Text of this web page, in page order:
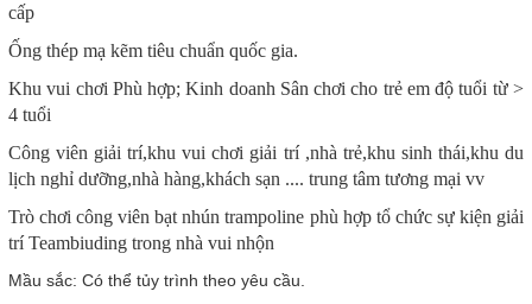
cấp
Ống thép mạ kẽm tiêu chuẩn quốc gia.
Khu vui chơi Phù hợp; Kinh doanh Sân chơi cho trẻ em độ tuổi từ >
4 tuổi
Công viên giải trí,khu vui chơi giải trí ,nhà trẻ,khu sinh thái,khu du
lịch nghỉ dưỡng,nhà hàng,khách sạn .... trung tâm tương mại vv
Trò chơi công viên bạt nhún trampoline phù hợp tổ chức sự kiện giải
trí Teambiuding trong nhà vui nhộn
Mầu sắc: Có thể tủy trình theo yêu cầu.